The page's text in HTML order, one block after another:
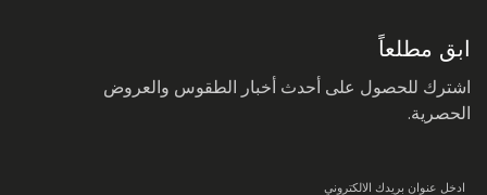
ابق مطلعاً
اشترك للحصول على أحدث أخبار الطقوس والعروض
الحصرية.